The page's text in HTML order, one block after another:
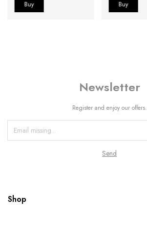
Newsletter
Register and enjoy our offers.
Shop